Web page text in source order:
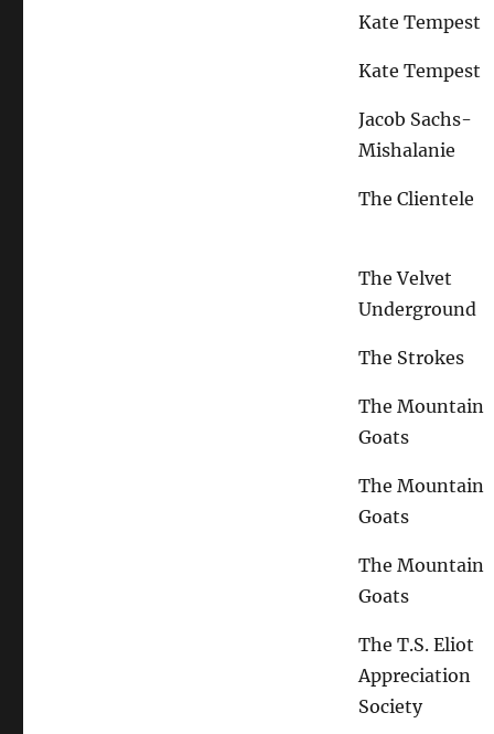
Kate Tempest
Kate Tempest
Jacob Sachs-
Mishalanie
The Clientele
The Velvet
Underground
The Strokes
The Mountain
Goats
The Mountain
Goats
The Mountain
Goats
The T.S. Eliot
Appreciation
Society